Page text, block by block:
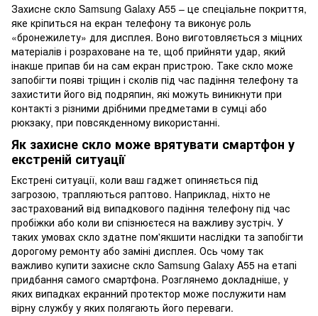
Захисне скло Samsung Galaxy A55 – це спеціальне покриття,
яке кріпиться на екран телефону та виконує роль
«бронежилету» для дисплея. Воно виготовляється з міцних
матеріалів і розраховане на те, щоб прийняти удар, який
інакше припав би на сам екран пристрою. Таке скло може
запобігти появі тріщин і сколів під час падіння телефону та
захистити його від подряпин, які можуть виникнути при
контакті з різними дрібними предметами в сумці або
рюкзаку, при повсякденному використанні.
Як захисне скло може врятувати смартфон у
екстреній ситуації
Екстрені ситуації, коли ваш гаджет опиняється під
загрозою, трапляються раптово. Наприклад, ніхто не
застрахований від випадкового падіння телефону під час
пробіжки або коли ви спізнюєтеся на важливу зустріч. У
таких умовах скло здатне пом'якшити наслідки та запобігти
дорогому ремонту або заміні дисплея. Ось чому так
важливо купити захисне скло Samsung Galaxy A55 на етапі
придбання самого смартфона. Розглянемо докладніше, у
яких випадках екранний протектор може послужити нам
вірну службу у яких полягають його переваги.